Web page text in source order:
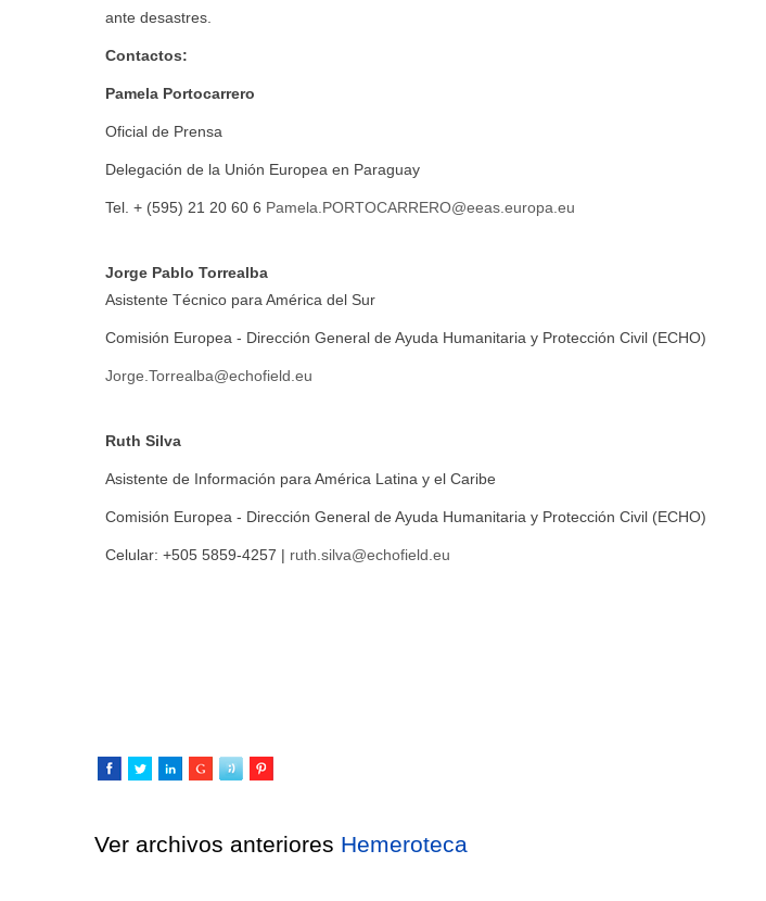
ante desastres.
Contactos:
Pamela Portocarrero
Oficial de Prensa
Delegación de la Unión Europea en Paraguay
Tel. + (595) 21 20 60 6 Pamela.PORTOCARRERO@eeas.europa.eu
Jorge Pablo Torrealba
Asistente Técnico para América del Sur
Comisión Europea - Dirección General de Ayuda Humanitaria y Protección Civil (ECHO)
Jorge.Torrealba@echofield.eu
Ruth Silva
Asistente de Información para América Latina y el Caribe
Comisión Europea - Dirección General de Ayuda Humanitaria y Protección Civil (ECHO)
Celular: +505 5859-4257 | ruth.silva@echofield.eu
Ver archivos anteriores Hemeroteca